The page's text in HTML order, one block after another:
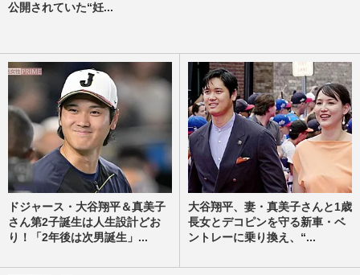
公開されていた“妊...
ドジャース・大谷翔平＆真美子
さん第2子誕生は人生設計どお
り！「2年後は次男誕生」...
大谷翔平、妻・真美子さんと1歳
長女とデコピンを守る新車・ベ
ントレーに乗り換え、“...